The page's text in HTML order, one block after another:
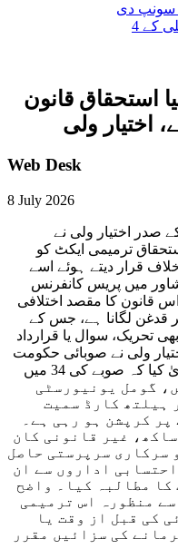
دی
آزاد کشمیر انتخابات کا تیسرا مرحلہ: ضلع باغ اور حویلی کے 4
استحقاق قانون
اختیار ولی
Web Desk
8 July 2026
صدر اختیار ولی نے
ترمیمی ایکٹ کو
قرار دیتے ہوئے اسے
میں پریس کانفرنس
اس قانون کا مقصد اختلافی
پر قدغن لگانا ہے، جس کے
تحریک، سوال یا قرارداد
ولی نے صوبائی حکومت
کو شدید تنقید کا نشانہ بناتے ہوئے دعویٰ کیا کہ صوبے کی 34 میں
گومل یونیورسٹی
ہیلتھ کارڈ سمیت
کرپشن ہو رہی ہے۔
غیر قانونی کان
سرکاری سرپرستی حاصل
اداروں سے ان
کا مطالبہ کیا۔ واضح
منظورہ اس ترمیمی
کی قبل از وقت یا
کی سزائیں مقرر